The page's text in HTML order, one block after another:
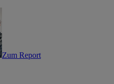
Zum Report